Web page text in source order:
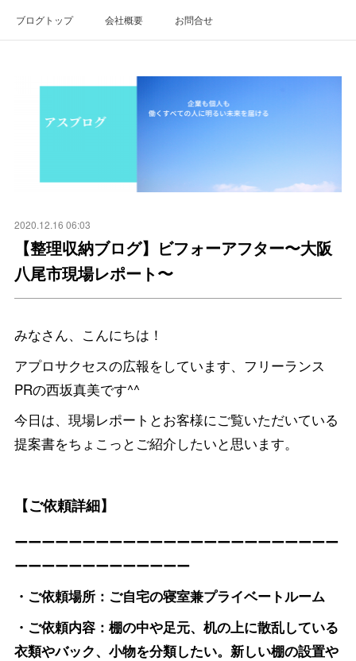
ブログトップ 会社概要 お問合せ
2020.12.16 06:03
【整理収納ブログ】ビフォーアフター〜大阪
八尾市現場レポート〜
みなさん、こんにちは！
アプロサクセスの広報をしています、フリーランス
PRの西坂真美です^^
今日は、現場レポートとお客様にご覧いただいている
提案書をちょこっとご紹介したいと思います。
【ご依頼詳細】
ーーーーーーーーーーーーーーーーーーーーーーーー
ーーーーーーーーーーーーー
・ご依頼場所：ご自宅の寝室兼プライベートルーム
・ご依頼内容：棚の中や足元、机の上に散乱している
衣類やバック、小物を分類したい。新しい棚の設置や